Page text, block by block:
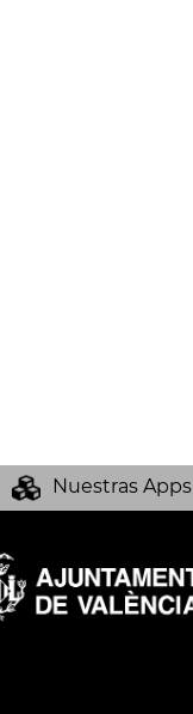
Nuestras Apps